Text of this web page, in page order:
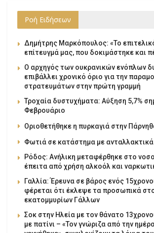
Ροή Ειδήσεων
Δημήτρης Μαρκόπουλος: «Το
επίτευγμά μας, που δοκιμάστηκε και
Ο αρχηγός των ουκρανικών ενόπλων
επιβάλλει χρονικό όριο για την
στρατευμάτων στην πρώτη γραμμή
Τροχαία δυστυχήματα: Αύξηση 5,7%
Φεβρουάριο
Οριοθετήθηκε η πυρκαγιά στην
Φωτιά σε κατάστημα με ανταλλακτικά
Ρόδος: Ανήλικη μεταφέρθηκε στο
έπειτα από χρήση αλκοόλ και
Γαλλία: Έρευνα σε βάρος ενός
φέρεται ότι έκλεψε τα προσωπικά
εκατομμυρίων Γάλλων
Σοκ στην Ηλεία με τον θάνατο
με πατίνι – «Τον γνώριζα από την